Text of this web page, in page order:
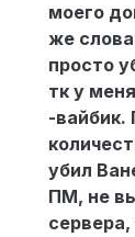
моего
же
просто
тк у
-вайбик.
убил
ПМ, не